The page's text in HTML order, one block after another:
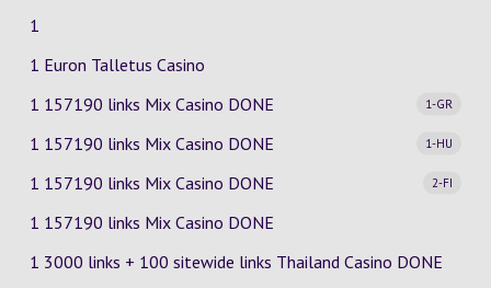
1
1 Euron Talletus Casino
1 157190 links Mix Casino
1-GR
DONE
1 157190 links Mix Casino
1-HU
DONE
1 157190 links Mix Casino
2-FI
DONE
1 157190 links Mix Casino DONE
1 3000 links + 100 sitewide links Thailand Casino DONE